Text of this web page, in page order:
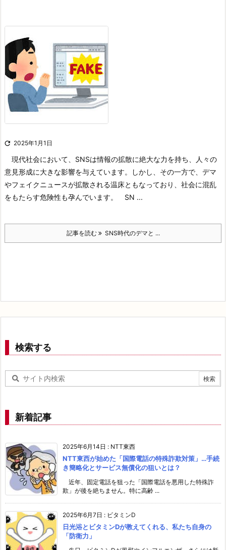
 2025年1月1日
現代社会において、SNSは情報の拡散に絶大な力を持ち、人々の
意見形成に大きな影響を与えています。しかし、その一方で、デマ
やフェイクニュースが拡散される温床ともなっており、社会に混乱
をもたらす危険性も孕んでいます。
SN ...
記事を読む SNS時代のデマと ...
検索する
新着記事
2025年6月14日 : NTT東西
NTT東西が始めた「国際電話の特殊詐欺対策」…手続
き簡略化とサービス無償化の狙いとは？
近年、固定電話を狙った「国際電話を悪用した特殊詐
欺」が後を絶ちません。特に高齢 ...
2025年6月7日 : ビタミンD
日光浴とビタミンDが教えてくれる、私たち自身の
「防衛力」